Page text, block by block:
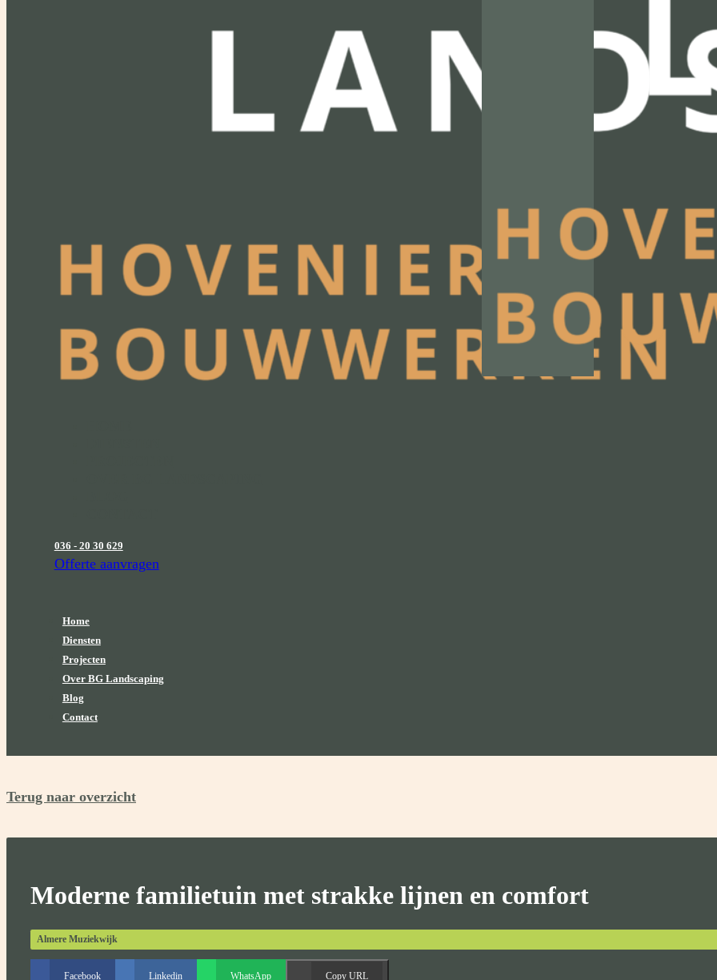
036 - 20 30 629
Offerte aanvragen
Home
Diensten
Projecten
Over BG Landscaping
Blog
Contact
Terug naar overzicht
Moderne familietuin met strakke lijnen en comfort
Almere Muziekwijk
Facebook Linkedin WhatsApp Copy URL